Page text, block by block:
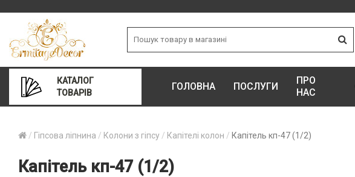
КАТАЛОГ
ТОВАРІВ
ГОЛОВНА ПОСЛУГИ
ПРО
НАС
Гіпсова ліпнина Колони з гіпсу Капітелі колон Капітель кп-47 (1/2)
Капітель кп-47 (1/2)